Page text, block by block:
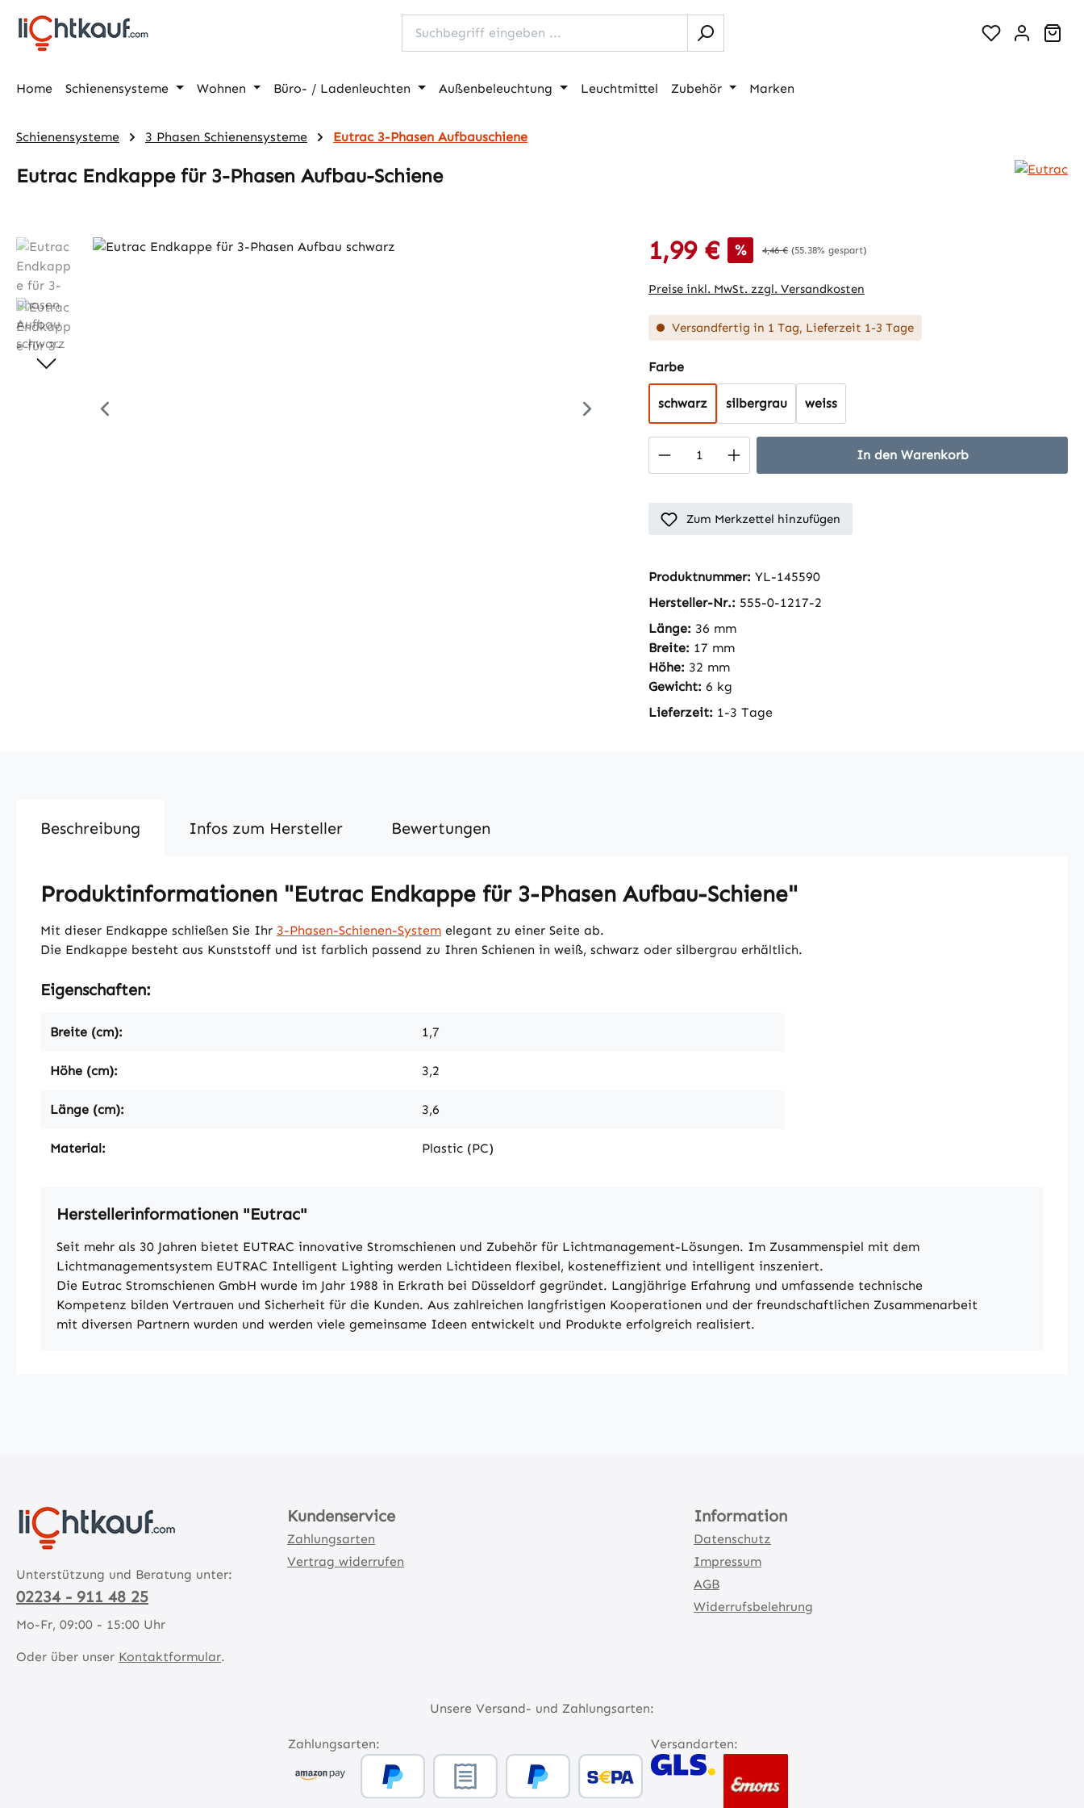
Hauptinhalt springen
Zur Suche springen
Zur Hauptnavigation springen
Home Schienensysteme Wohnen Büro- / Ladenleuchten Außenbeleuchtung Leuchtmittel Zubehör Marken
Schienensysteme 3 Phasen Schienensysteme Eutrac 3-Phasen Aufbauschiene
Eutrac Endkappe für 3-Phasen Aufbau-Schiene
Bildergalerie überspringen Verkaufspreis:
1,99 € % Regulärer Preis:
4,46 € (55.38% gespart)
Preise inkl. MwSt. zzgl. Versandkosten
Versandfertig in 1 Tag, Lieferzeit 1-3 Tage
Farbeauswählen
schwarz silbergrau weiss
Produkt Anzahl: Gib den gewünschten Wert
In den Warenkorb
Zum Merkzettel hinzufügen
Produktnummer: YL-145590
Hersteller-Nr.: 555-0-1217-2
Länge: 36 mm
Breite: 17 mm
Höhe: 32 mm
Gewicht: 6 kg
Lieferzeit: 1-3 Tage
Beschreibung Infos zum Hersteller Bewertungen
Produktinformationen "Eutrac Endkappe für 3-Phasen Aufbau-Schiene"
Mit dieser Endkappe schließen Sie Ihr 3-Phasen-Schienen-System elegant zu einer Seite ab.
Die Endkappe besteht aus Kunststoff und ist farblich passend zu Ihren Schienen in weiß, schwarz oder silbergrau erhältlich.
Eigenschaften:
Breite (cm): 1,7
Höhe (cm): 3,2
Länge (cm): 3,6
Material: Plastic (PC)
Herstellerinformationen "Eutrac"
Seit mehr als 30 Jahren bietet EUTRAC innovative Stromschienen und Zubehör für Lichtmanagement-Lösungen. Im Zusammenspiel mit dem
Lichtmanagementsystem EUTRAC Intelligent Lighting werden Lichtideen flexibel, kosteneffizient und intelligent inszeniert.
Die Eutrac Stromschienen GmbH wurde im Jahr 1988 in Erkrath bei Düsseldorf gegründet. Langjährige Erfahrung und umfassende technische
Kompetenz bilden Vertrauen und Sicherheit für die Kunden. Aus zahlreichen langfristigen Kooperationen und der freundschaftlichen Zusammenarbeit
mit diversen Partnern wurden und werden viele gemeinsame Ideen entwickelt und Produkte erfolgreich realisiert.
Unterstützung und Beratung unter:
02234 - 911 48 25
Mo-Fr, 09:00 - 15:00 Uhr
Oder über unser Kontaktformular.
Kundenservice
Zahlungsarten
Vertrag widerrufen
Information
Datenschutz
Impressum
AGB
Widerrufsbelehrung
Unsere Versand- und Zahlungsarten:
Zahlungsarten: Versandarten: